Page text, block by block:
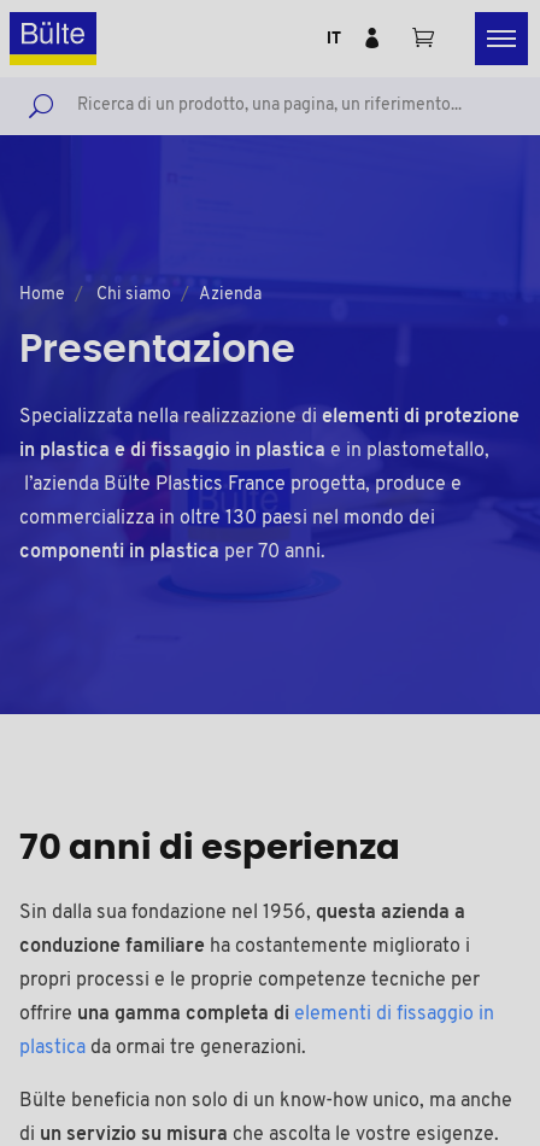
IT
Home Chi siamo Azienda
Presentazione
Specializzata nella realizzazione di elementi di protezione
in plastica e di fissaggio in plastica e in plastometallo,
l’azienda Bülte Plastics France progetta, produce e
commercializza in oltre 130 paesi nel mondo dei
componenti in plastica per 70 anni.
70 anni di esperienza
Sin dalla sua fondazione nel 1956, questa azienda a
conduzione familiare ha costantemente migliorato i
propri processi e le proprie competenze tecniche per
offrire una gamma completa di elementi di fissaggio in
plastica da ormai tre generazioni.
Bülte beneficia non solo di un know-how unico, ma anche
di un servizio su misura che ascolta le vostre esigenze.